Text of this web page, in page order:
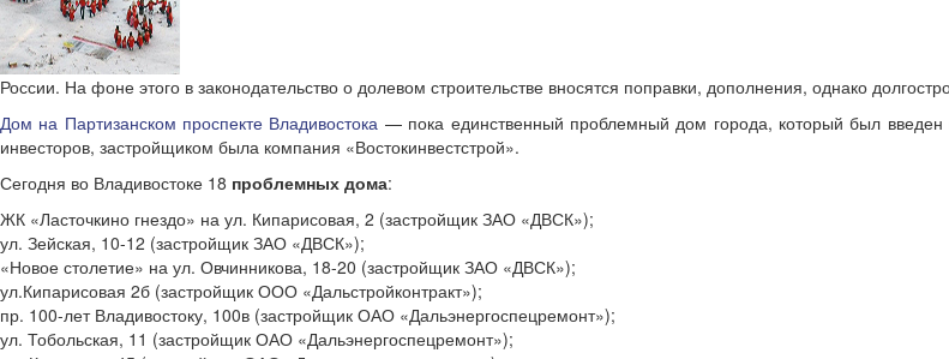
России. На фоне этого в законодательство о долевом строительстве вносятся поправки, дополнения, однако
Дом на Партизанском проспекте Владивостока — пока единственный проблемный дом города, который был введен
инвесторов, застройщиком была компания «Востокинвестстрой».
Сегодня во Владивостоке 18 проблемных дома:
ЖК «Ласточкино гнездо» на ул. Кипарисовая, 2 (застройщик ЗАО «ДВСК»);
ул. Зейская, 10-12 (застройщик ЗАО «ДВСК»);
«Новое столетие» на ул. Овчинникова, 18-20 (застройщик ЗАО «ДВСК»);
ул.Кипарисовая 2б (застройщик ООО «Дальстройконтракт»);
пр. 100-лет Владивостоку, 100в (застройщик ОАО «Дальэнергоспецремонт»);
ул. Тобольская, 11 (застройщик ОАО «Дальэнергоспецремонт»);